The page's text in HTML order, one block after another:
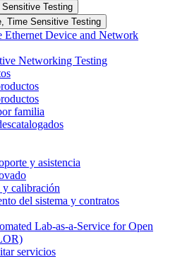
Testing
Time Sensitive Testing
Ethernet Device and Network
Networking Testing
familia
y asistencia
y calibración
del sistema y contratos
Lab-as-a-Service for Open
servicios